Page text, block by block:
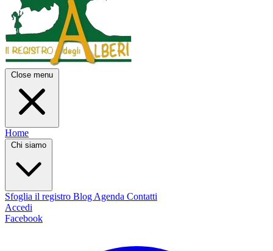
Close menu
Home
Chi siamo
Sfoglia il registro Blog Agenda Contatti
Accedi
Facebook